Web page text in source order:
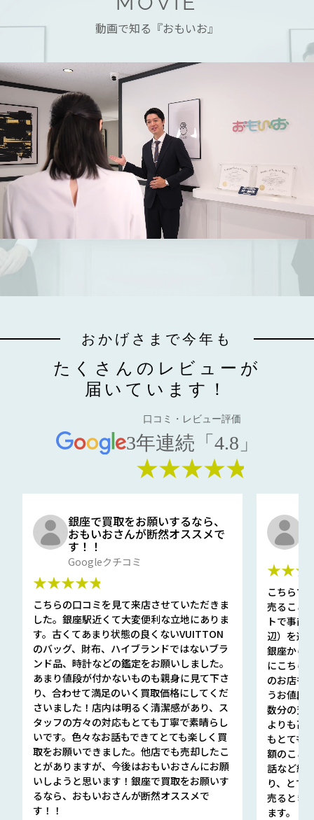
動画で知る『おもいお』
おかげさまで今年も
たくさんのレビューが
届いています！
口コミ・レビュー評価
3年連続「4.8」
★★★★★
銀座で買取をお願いするなら、
おもいおさんが断然オススメで
す！！
Googleクチコミ
★★★★★
こちらの口コミを見て来店させていただきま
した。銀座駅近くて大変便利な立地にありま
す。古くてあまり状態の良くないVUITTON
のバッグ、財布、ハイブランドではないブラ
ンド品、時計などの鑑定をお願いしました。
あまり値段が付かないものも親身に見て下さ
り、合わせて満足のいく買取価格にしてくだ
さいました！店内は明るく清潔感があり、ス
タッフの方々の対応もとても丁寧で素晴らし
いです。色々なお話もできてとても楽しく買
取をお願いできました。他店でも売却したこ
とがありますが、今後はおもいおさんにお願
いしようと思います！銀座で買取をお願いす
るなら、おもいおさんが断然オススメで
す！！
こちらで
売ること
トで事前
辺）を選
銀座から
にこちら
のお店も
うお値段
数分の査
よりも高
もとても
額のこと
話など細
り、とて
売るとき
ます。